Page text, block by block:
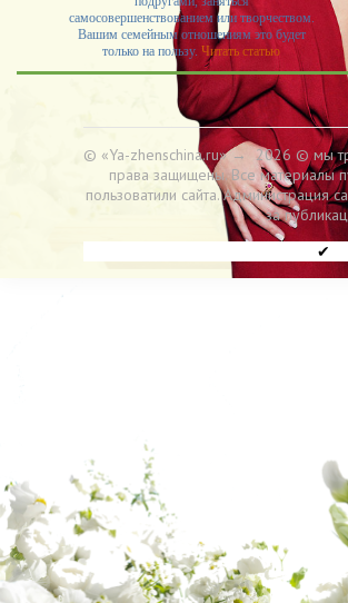
самосовершенствованием или творчеством.
Вашим семейным отношениям это будет
только на пользу. Читать статью
© «Ya-zhenschina.ru»→ 2026 © мы
права защищены. Все материалы
пользоватили сайта. Администрация
за
✔